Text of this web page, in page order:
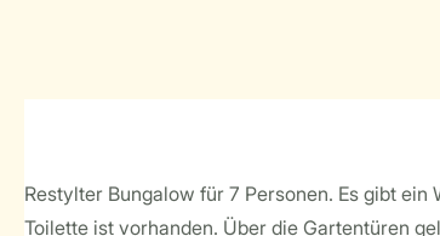
Restylter Bungalow für 7 Personen. Es gibt
Toilette ist vorhanden. Über die Gartentüren